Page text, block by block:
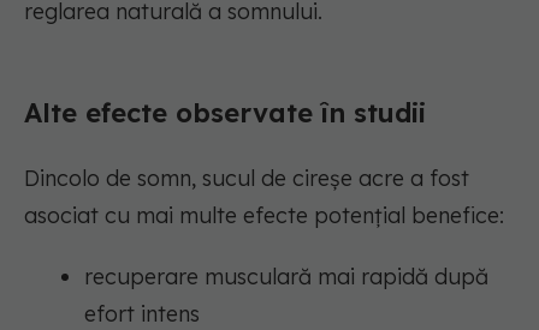
reglarea naturală a somnului.
Alte efecte observate în studii
Dincolo de somn, sucul de cireșe acre a fost
asociat cu mai multe efecte potențial benefice:
recuperare musculară mai rapidă după
efort intens